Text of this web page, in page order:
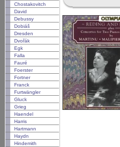
Chostakovitch
David
Debussy
Dobiáš
Dresden
Dvořák
Egk
Falla
Fauré
Foerster
Fortner
Franck
Furtwängler
Gluck
Grieg
Haendel
Harris
Hartmann
Haydn
Hindemith